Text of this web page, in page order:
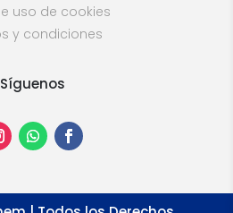
uso de cookies
y condiciones
Síguenos